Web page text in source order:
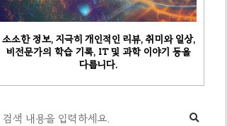
소소한 정보, 지극히 개인적인 리뷰, 취미와 일상,
비전문가의 학습 기록, IT 및 과학 이야기 등을
다룹니다.